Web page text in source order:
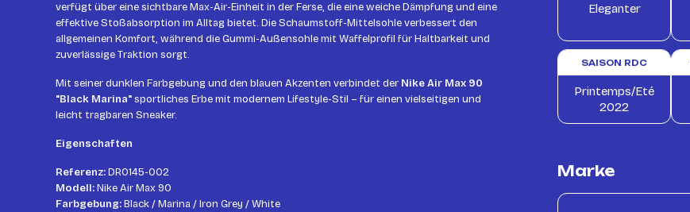
verfügt über eine sichtbare Max-Air-Einheit in der Ferse, die eine weiche Dämpfung und eine
effektive Stoßabsorption im Alltag bietet. Die Schaumstoff-Mittelsohle verbessert den
allgemeinen Komfort, während die Gummi-Außensohle mit Waffelprofil für Haltbarkeit und
zuverlässige Traktion sorgt.
Mit seiner dunklen Farbgebung und den blauen Akzenten verbindet der Nike Air Max 90
"Black Marina"sportliches Erbe mit modernem Lifestyle-Stil – für einen vielseitigen und
leicht tragbaren Sneaker.
Eigenschaften
Referenz:DR0145-002
Modell:Nike Air Max 90
Farbgebung:Black / Marina / Iron Grey / White
Eleganter
SAISON RDC
Printemps/Eté
2022
Marke